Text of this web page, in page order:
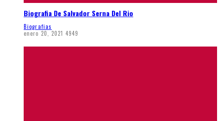
Biografia De Salvador Serna Del Rio
Biografias
enero 20, 2021 4949